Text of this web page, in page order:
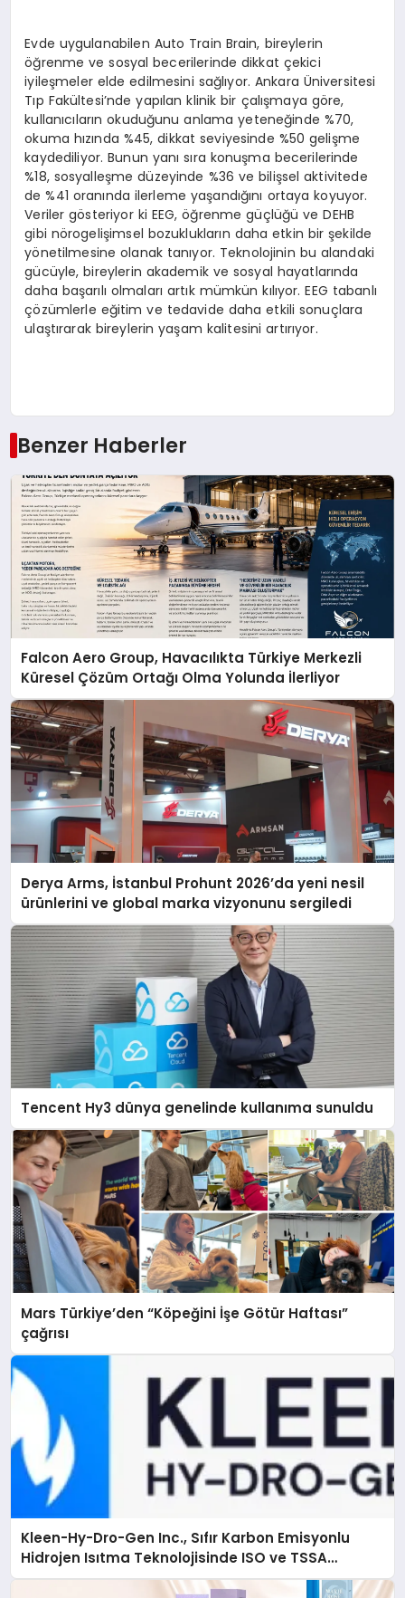
Evde uygulanabilen Auto Train Brain, bireylerin
öğrenme ve sosyal becerilerinde dikkat çekici
iyileşmeler elde edilmesini sağlıyor. Ankara Üniversitesi
Tıp Fakültesi’nde yapılan klinik bir çalışmaya göre,
kullanıcıların okuduğunu anlama yeteneğinde %70,
okuma hızında %45, dikkat seviyesinde %50 gelişme
kaydediliyor. Bunun yanı sıra konuşma becerilerinde
%18, sosyalleşme düzeyinde %36 ve bilişsel aktivitede
de %41 oranında ilerleme yaşandığını ortaya koyuyor.
Veriler gösteriyor ki EEG, öğrenme güçlüğü ve DEHB
gibi nörogelişimsel bozuklukların daha etkin bir şekilde
yönetilmesine olanak tanıyor. Teknolojinin bu alandaki
gücüyle, bireylerin akademik ve sosyal hayatlarında
daha başarılı olmaları artık mümkün kılıyor. EEG tabanlı
çözümlerle eğitim ve tedavide daha etkili sonuçlara
ulaştırarak bireylerin yaşam kalitesini artırıyor.
Benzer Haberler
Falcon Aero Group, Havacılıkta Türkiye Merkezli
Küresel Çözüm Ortağı Olma Yolunda İlerliyor
Derya Arms, İstanbul Prohunt 2026’da yeni nesil
ürünlerini ve global marka vizyonunu sergiledi
Tencent Hy3 dünya genelinde kullanıma sunuldu
Mars Türkiye’den “Köpeğini İşe Götür Haftası”
çağrısı
Kleen-Hy-Dro-Gen Inc., Sıfır Karbon Emisyonlu
Hidrojen Isıtma Teknolojisinde ISO ve TSSA
Düzenleyici Onaylarını Aldı